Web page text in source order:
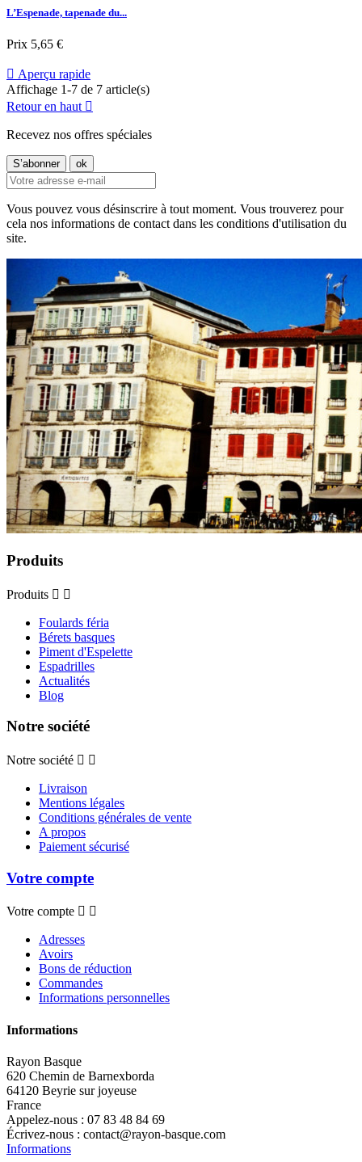
L’Espenade, tapenade du...
Prix 5,65 €
 Aperçu rapide
Affichage 1-7 de 7 article(s)
Retour en haut 
Recevez nos offres spéciales
Vous pouvez vous désinscrire à tout moment. Vous trouverez pour
cela nos informations de contact dans les conditions d'utilisation du
site.
Produits
Produits  
Foulards féria
Bérets basques
Piment d'Espelette
Espadrilles
Actualités
Blog
Notre société
Notre société  
Livraison
Mentions légales
Conditions générales de vente
A propos
Paiement sécurisé
Votre compte
Votre compte  
Adresses
Avoirs
Bons de réduction
Commandes
Informations personnelles
Informations
Rayon Basque
620 Chemin de Barnexborda
64120 Beyrie sur joyeuse
France
Appelez-nous : 07 83 48 84 69
Écrivez-nous : contact@rayon-basque.com
Informations